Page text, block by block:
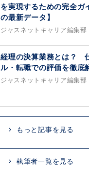
を実現するための完全ガ
の最新データ】
ジャスネットキャリア編集部
経理の決算業務とは？
ル・転職での評価を徹底
ジャスネットキャリア編集部
もっと記事を見る
執筆者一覧を見る